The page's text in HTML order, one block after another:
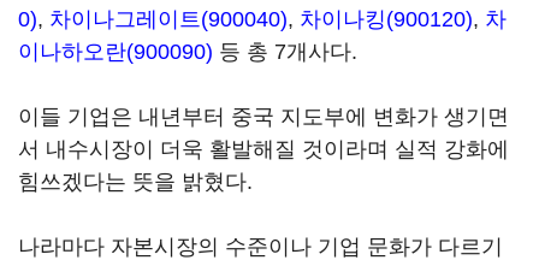
0), 차이나그레이트(900040), 차이나킹(900120), 차
이나하오란(900090) 등 총 7개사다.
이들 기업은 내년부터 중국 지도부에 변화가 생기면
서 내수시장이 더욱 활발해질 것이라며 실적 강화에
힘쓰겠다는 뜻을 밝혔다.
나라마다 자본시장의 수준이나 기업 문화가 다르기